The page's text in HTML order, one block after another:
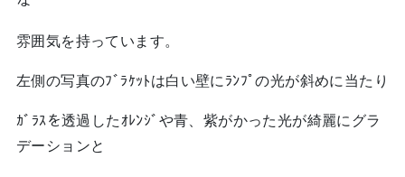
雰囲気を持っています。
左側の写真のﾌﾞﾗｹｯﾄは白い壁にﾗﾝﾌﾟの光が斜めに当たり
ｶﾞﾗｽを透過したｵﾚﾝｼﾞや青、紫がかった光が綺麗にグラ
デーションと